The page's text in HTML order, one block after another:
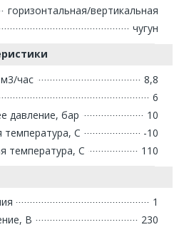
горизонтальная/вертикальная
чугун
час
8,8
6
давление, бар
10
С
-10
температура, С
110
1
В
230